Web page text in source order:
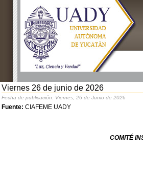
Viernes 26 de junio de 2026
Fecha de publicación: Viernes, 26 de Junio de 2026
Fuente: CIAFEME UADY
COMITÉ